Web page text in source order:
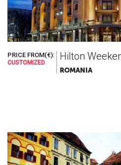
PRICE FROM(€):
CUSTOMIZED
ROMANIA